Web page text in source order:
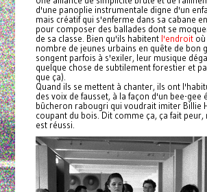
d'une panoplie instrumentale digne d'un
mais créatif qui s'enferme dans sa cabane
pour composer des ballades dont se
de sa classe. Bien qu'ils habitent l'endroitoù
nombre de jeunes urbains en quête de bon
songent parfois à s'exiler, leur musique
quelque chose de subtilement forestier et
que ça).
Quand ils se mettent à chanter, ils ont
des voix de fausset, à la façon d'un bee-gee
bûcheron rabougri qui voudrait imiter Billie
coupant du bois. Dit comme ça, ça fait
est réussi.